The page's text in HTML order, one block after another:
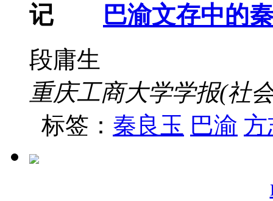
巴渝文存中的
段庸生
重庆工商大学学报(社
标签： 秦良玉 巴渝